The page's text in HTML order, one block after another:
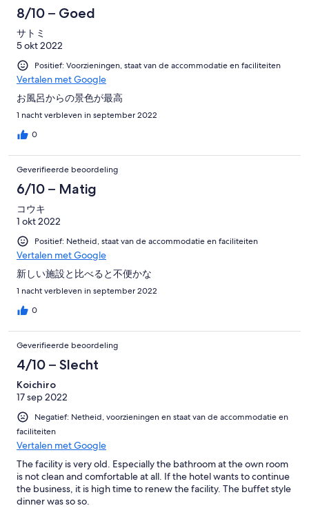
beoordelingen
8/10 – Goed
サトミ
5 okt 2022
Positief: Voorzieningen, staat van de accommodatie en faciliteiten
Vertalen met Google
お風呂からの景色が最高
1 nacht verbleven in september 2022
0
Geverifieerde beoordeling
6/10 – Matig
コウキ
1 okt 2022
Positief: Netheid, staat van de accommodatie en faciliteiten
Vertalen met Google
新しい施設と比べると不便かな
1 nacht verbleven in september 2022
0
Geverifieerde beoordeling
4/10 – Slecht
Koichiro
17 sep 2022
Negatief: Netheid, voorzieningen en staat van de accommodatie en
faciliteiten
Vertalen met Google
The facility is very old. Especially the bathroom at the own room
is not clean and comfortable at all. If the hotel wants to continue
the business, it is high time to renew the facility. The buffet style
dinner was so so.